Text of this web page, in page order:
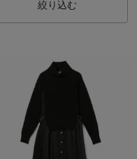
絞り込む